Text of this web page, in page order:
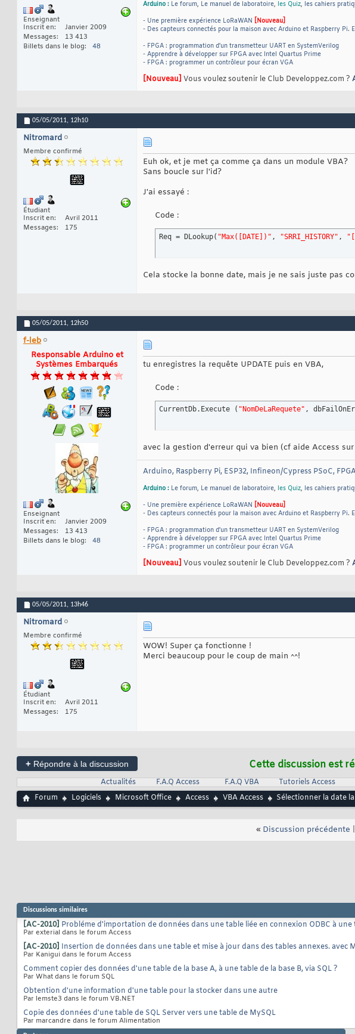
Enseignant
Inscrit en
Janvier 2009
Messages
13 413
Billets dans le blog
48
Arduino : Le forum, Le manuel de laboratoire, les Quiz, les cahiers
- Une première expérience LoRaWAN [Nouveau]
- Des capteurs connectés pour la maison avec Arduino et Raspberry Pi.
- FPGA : programmation d'un transmetteur UART en SystemVerilog
- Apprendre à développer sur FPGA avec Intel Quartus Prime
- FPGA : programmer un contrôleur pour écran VGA
[Nouveau] Vous voulez soutenir le Club Developpez.com ?
05/05/2011, 12h10
Nitromard
Membre confirmé
Étudiant
Inscrit en
Avril 2011
Messages
175
Euh ok, et je met ça comme ça dans un module VBA?
Sans boucle sur l'id?
J'ai essayé :
Code :
Req = DLookup( "Max([DATE])" , "SRRI_HISTORY" ,
Cela stocke la bonne date, mais je ne sais juste pas
05/05/2011, 12h50
f-leb
Responsable Arduino et
Systèmes Embarqués
Enseignant
Inscrit en
Janvier 2009
Messages
13 413
Billets dans le blog
48
tu enregistres la requête UPDATE puis en VBA,
Code :
CurrentDb.Execute ( "NomDeLaRequete" ,
avec la gestion d'erreur qui va bien (cf aide Access
Arduino, Raspberry Pi, ESP32, Infineon/Cypress PSoC,
Arduino : Le forum, Le manuel de laboratoire, les Quiz, les cahiers
- Une première expérience LoRaWAN [Nouveau]
- Des capteurs connectés pour la maison avec Arduino et Raspberry Pi.
- FPGA : programmation d'un transmetteur UART en SystemVerilog
- Apprendre à développer sur FPGA avec Intel Quartus Prime
- FPGA : programmer un contrôleur pour écran VGA
[Nouveau] Vous voulez soutenir le Club Developpez.com ?
05/05/2011, 13h46
Nitromard
Membre confirmé
Étudiant
Inscrit en
Avril 2011
Messages
175
WOW! Super ça fonctionne !
Merci beaucoup pour le coup de main ^^!
+ Répondre à la discussion Cette discussion est
Actualités F.A.Q Access F.A.Q VBA Tutoriels Access
Forum
Logiciels Microsoft Office Access VBA Access Sélectionner la date
« Discussion précédente
Discussions similaires
[AC-2010] Probléme d'importation de données dans une table liée en connexion ODBC à une
Par exterial dans le forum Access
[AC-2010] Insertion de données dans une table et mise à jour dans des tables annexes. avec
Par Kanigui dans le forum Access
Comment copier des données d'une table de la base A, à une table de la base B, via SQL ?
Par What dans le forum SQL
Obtention d'une information d'une table pour la stocker dans une autre
Par lemste3 dans le forum VB.NET
Copie des données d'une table de SQL Server vers une table de MySQL
Par marcandre dans le forum Alimentation